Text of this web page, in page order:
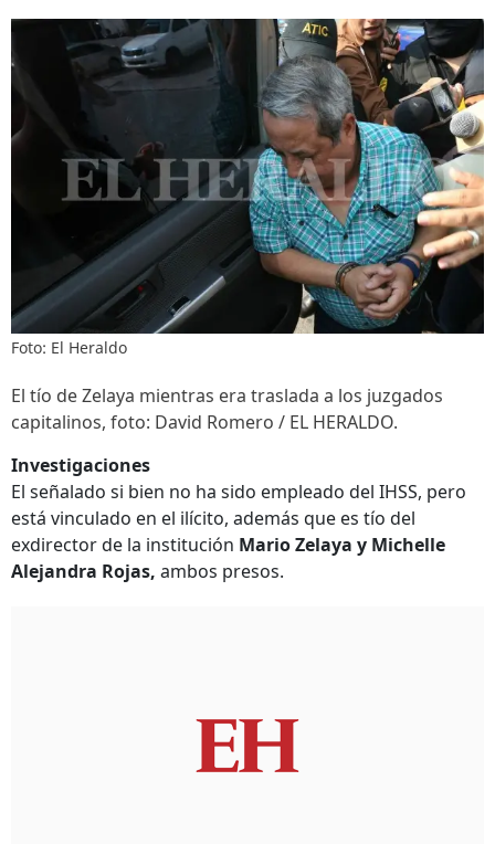
Foto: El Heraldo
El tío de Zelaya mientras era traslada a los juzgados
capitalinos, foto: David Romero / EL HERALDO.
Investigaciones
El señalado si bien no ha sido empleado del IHSS, pero
está vinculado en el ilícito, además que es tío del
exdirector de la institución Mario Zelaya y Michelle
Alejandra Rojas, ambos presos.